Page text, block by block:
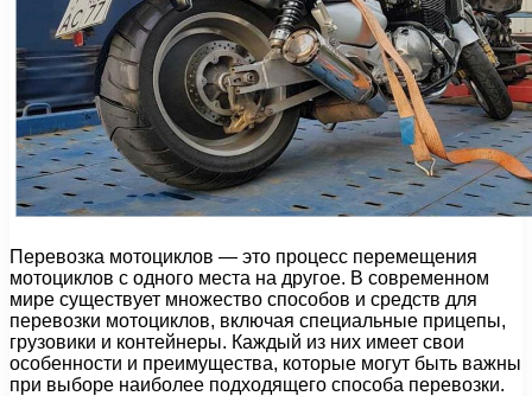
Перевозка мотоциклов — это процесс перемещения
мотоциклов с одного места на другое. В современном
мире существует множество способов и средств для
перевозки мотоциклов, включая специальные прицепы,
грузовики и контейнеры. Каждый из них имеет свои
особенности и преимущества, которые могут быть важны
при выборе наиболее подходящего способа перевозки.